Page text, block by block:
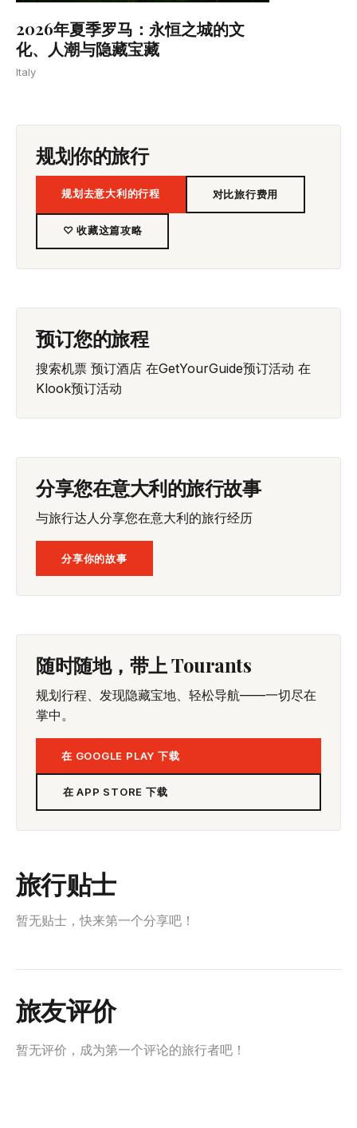
2026年夏季罗马：永恒之城的文
化、人潮与隐藏宝藏
Italy
规划你的旅行
规划去意大利的行程 对比旅行费用
♡ 收藏这篇攻略
预订您的旅程
搜索机票 预订酒店 在GetYourGuide预订活动 在
Klook预订活动
分享您在意大利的旅行故事
与旅行达人分享您在意大利的旅行经历
分享你的故事
随时随地，带上 Tourants
规划行程、发现隐藏宝地、轻松导航——一切尽在
掌中。
在 GOOGLE PLAY 下载
在 APP STORE 下载
旅行贴士
暂无贴士，快来第一个分享吧！
旅友评价
暂无评价，成为第一个评论的旅行者吧！